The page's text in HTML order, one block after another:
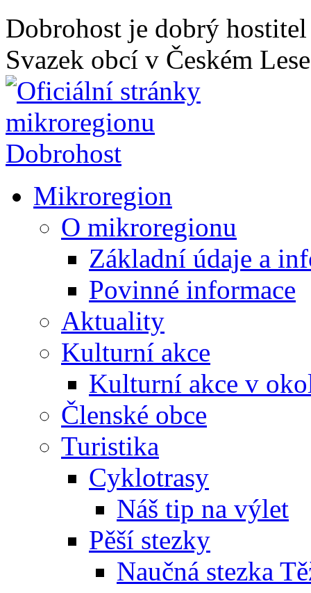
Dobrohost je dobrý hostitel
Svazek obcí v Českém Lese
Mikroregion
Úřední deska
Kontakt
Mikroregion
O mikroregionu
Aktuality
Kulturní akce
Kulturní akce v okolí,
Členské obce
Turistika
Vybavenost
Cykloputování 2026 /